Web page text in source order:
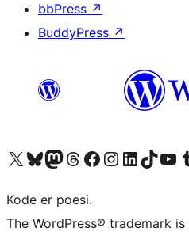
bbPress ↗
BuddyPress ↗
Besøk vår konto på X Visit our Bluesky account
Besøk vår Mastodon-konto
Visit our Threads account
Besøk vår Facebook-sideBesøk vår Instagram-konto
Besøk vår LinkedIn-konto
Visit our TikTok
Visit our
Kode er poesi.
The WordPress® trademark